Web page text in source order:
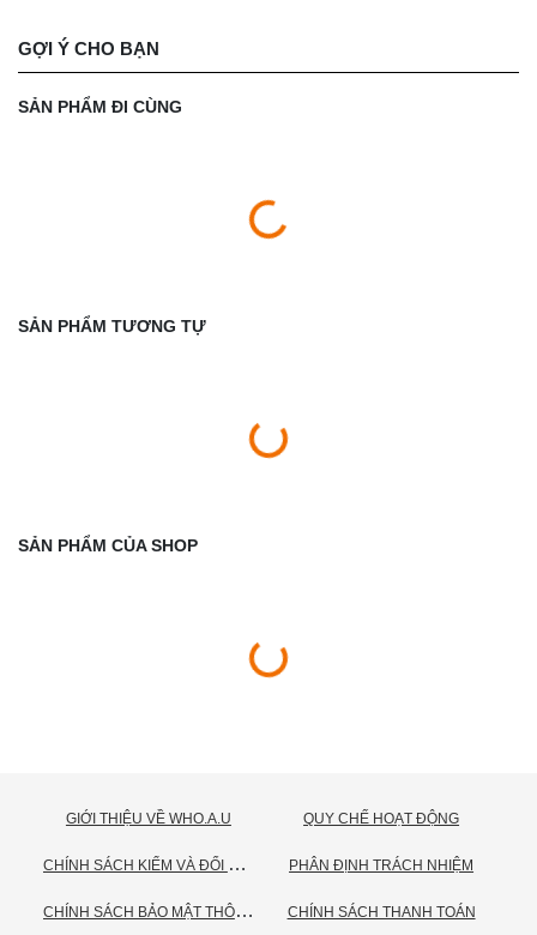
GỢI Ý CHO BẠN
SẢN PHẨM ĐI CÙNG
SẢN PHẨM TƯƠNG TỰ
SẢN PHẨM CỦA SHOP
GIỚI THIỆU VỀ WHO.A.U
C
HÍNH SÁCH KIỂM VÀ ĐỔI TRẢ HÀNG
C
HÍNH SÁCH BẢO MẬT THÔNG TIN CÁ NHÂN
QUY CHẾ HOẠT ĐỘNG
PHÂN ĐỊNH TRÁCH NHIỆM
CHÍNH SÁCH THANH TOÁN